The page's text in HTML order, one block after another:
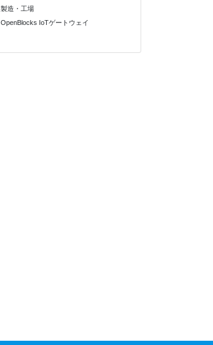
製造・工場
OpenBlocks IoTゲートウェイ